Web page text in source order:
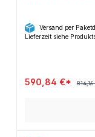
Versand per
Lieferzeit siehe
590,84 €*